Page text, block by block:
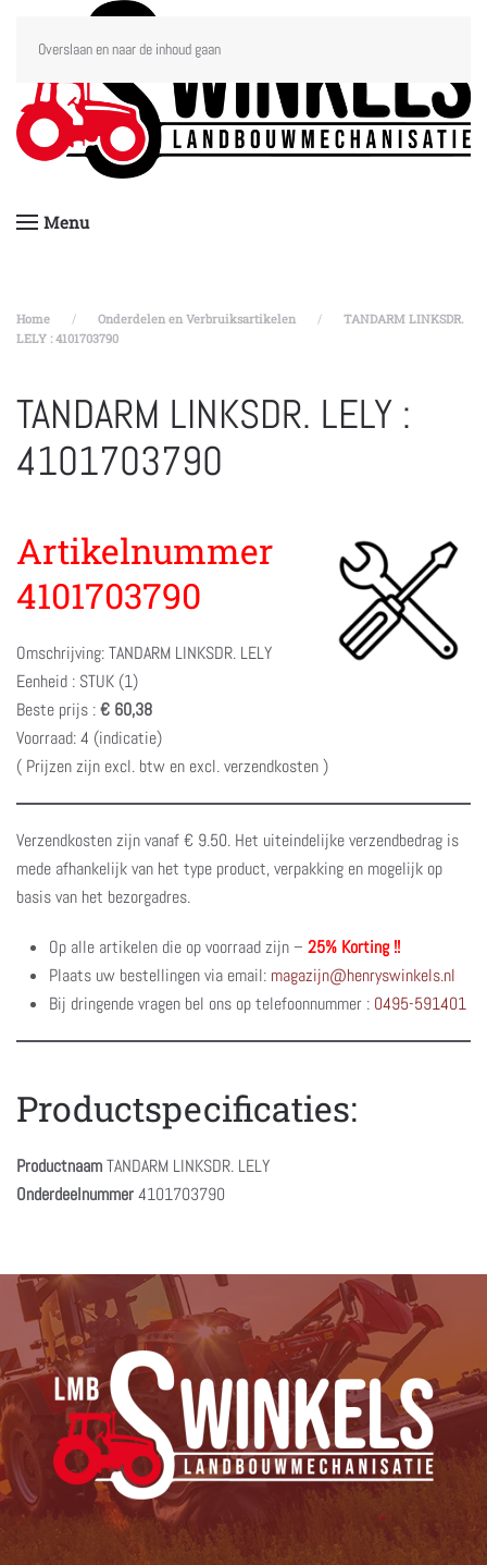
Overslaan en naar de inhoud gaan
Menu
Home Onderdelen en Verbruiksartikelen
TANDARM LINKSDR.
LELY : 4101703790
TANDARM LINKSDR. LELY :
4101703790
Artikelnummer
4101703790
Omschrijving: TANDARM LINKSDR. LELY
Eenheid : STUK (1)
Beste prijs :€ 60,38
Voorraad: 4 (indicatie)
( Prijzen zijn excl. btw en excl. verzendkosten )
Verzendkosten zijn vanaf € 9.50. Het uiteindelijke verzendbedrag is
mede afhankelijk van het type product, verpakking en mogelijk op
basis van het bezorgadres.
Op alle artikelen die op voorraad zijn – 25% Korting !!
Plaats uw bestellingen via email: magazijn@henryswinkels.nl
Bij dringende vragen bel ons op telefoonnummer : 0495-591401
Productspecificaties:
ProductnaamTANDARM LINKSDR. LELY
Onderdeelnummer4101703790